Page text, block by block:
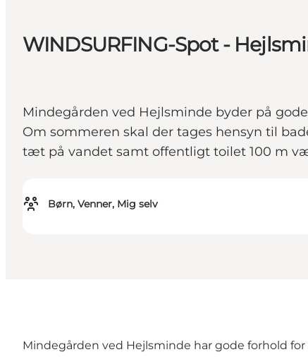
WINDSURFING-Spot -
Mindegården ved Hejlsminde byder på
Om sommeren skal der tages hensyn til
tæt på vandet samt offentligt toilet 100 m
Børn, Venner, Mig selv
Mindegården ved Hejlsminde har gode forhold